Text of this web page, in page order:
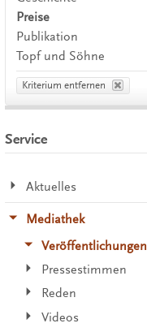
Preise
Publikation
Topf und Söhne
Kriterium entfernen
Service
Aktuelles
Mediathek
Veröffentlichungen
Pressestimmen
Reden
Videos